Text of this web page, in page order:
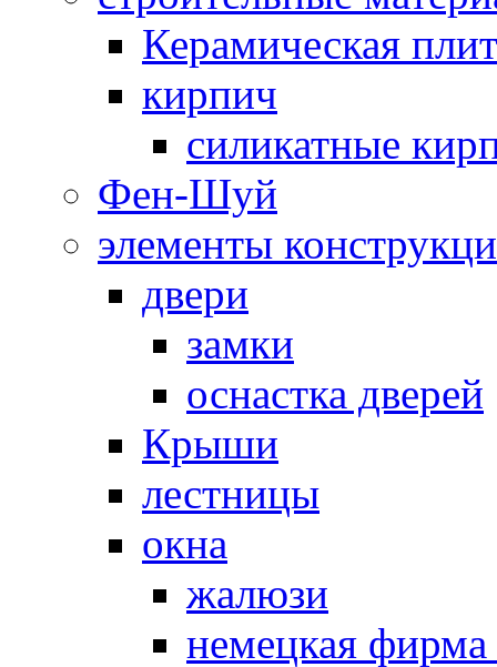
Керамическая
кирпич
силикатные
Фен-Шуй
элементы
двери
замки
оснастка дверей
Крыши
лестницы
окна
жалюзи
немецкая